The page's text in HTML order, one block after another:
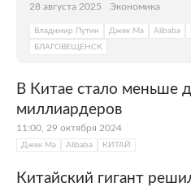
В 1999 году Джек Ма
Alibaba Group. Она
площадка для торгов
покинул пост
2020-м — должность
директоров. Во втором
выручка Alibaba
миллиардов долларов.
28 августа 2025 Экономика
Владимир Путин Джек Ма Alibaba
БЛАГОВЕЩЕНСК
В Китае стало меньше
миллиардеров
11:00, 29 октября 2024
Джек Ма Alibaba КИТАЙ
Китайский гигант